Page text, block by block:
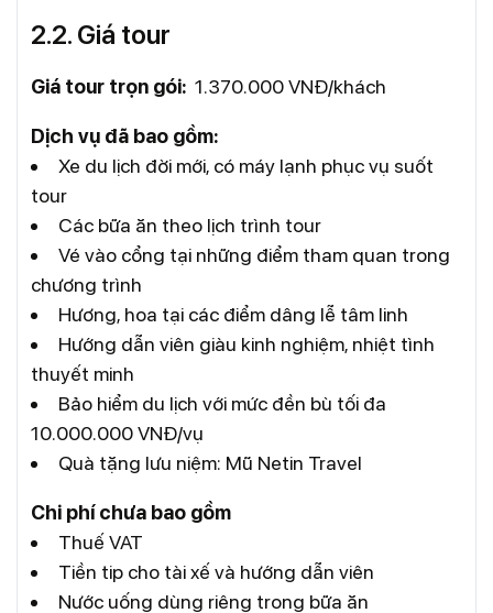
2.2. Giá tour
Giá tour trọn gói: 1.370.000 VNĐ/khách
Dịch vụ đã bao gồm:
Xe du lịch đời mới, có máy lạnh phục vụ suốt
tour
Các bữa ăn theo lịch trình tour
Vé vào cổng tại những điểm tham quan trong
chương trình
Hương, hoa tại các điểm dâng lễ tâm linh
Hướng dẫn viên giàu kinh nghiệm, nhiệt tình
thuyết minh
Bảo hiểm du lịch với mức đền bù tối đa
10.000.000 VNĐ/vụ
Quà tặng lưu niệm: Mũ Netin Travel
Chi phí chưa bao gồm
Thuế VAT
Tiền tip cho tài xế và hướng dẫn viên
Nước uống dùng riêng trong bữa ăn